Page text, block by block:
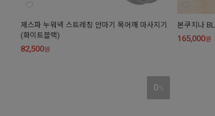
제스파 누워넥 스트레칭 안마기 목어깨 마사지기
(화이트블랙)
82,500원
본쿠치나
165,000원
0%